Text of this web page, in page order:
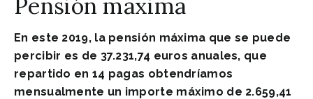
Pensión máxima
En este 2019, la pensión máxima que se puede
percibir es de 37.231,74 euros anuales, que
repartido en 14 pagas obtendríamos
mensualmente un importe máximo de 2.659,41